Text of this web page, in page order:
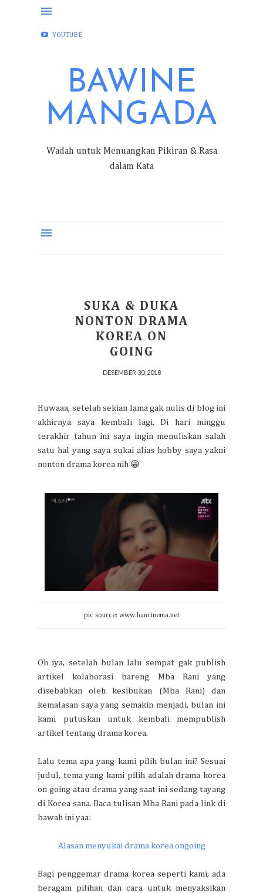
FACEBOOK
YOUTUBE
BAWINE
MANGADA
Wadah untuk Menuangkan Pikiran & Rasa
dalam Kata
SUKA & DUKA
NONTON DRAMA
KOREA ON
GOING
DESEMBER 30, 2018
Huwaaa, setelah sekian lama gak nulis di blog ini
akhirnya saya kembali lagi. Di hari minggu
terakhir tahun ini saya ingin menuliskan salah
satu hal yang saya sukai alias hobby saya yakni
nonton drama korea nih 😁
pic source: www.hancinema.net
Oh iya, setelah bulan lalu sempat gak publish
artikel kolaborasi bareng Mba Rani yang
disebabkan oleh kesibukan (Mba Rani) dan
kemalasan saya yang semakin menjadi, bulan ini
kami putuskan untuk kembali mempublish
artikel tentang drama korea.
Lalu tema apa yang kami pilih bulan ini? Sesuai
judul, tema yang kami pilih adalah drama korea
on going atau drama yang saat ini sedang tayang
di Korea sana. Baca tulisan Mba Rani pada link di
bawah ini yaa:
Alasan menyukai drama korea ongoing
Bagi penggemar drama korea seperti kami, ada
beragam pilihan dan cara untuk menyaksikan